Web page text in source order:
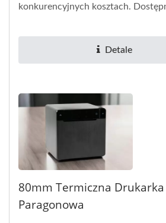
konkurencyjnych kosztach.
Detale
80mm Termiczna Drukarka
Paragonowa